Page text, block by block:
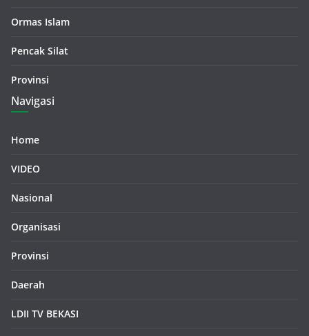
Ormas Islam
Pencak Silat
Provinsi
Navigasi
Home
VIDEO
Nasional
Organisasi
Provinsi
Daerah
LDII TV BEKASI